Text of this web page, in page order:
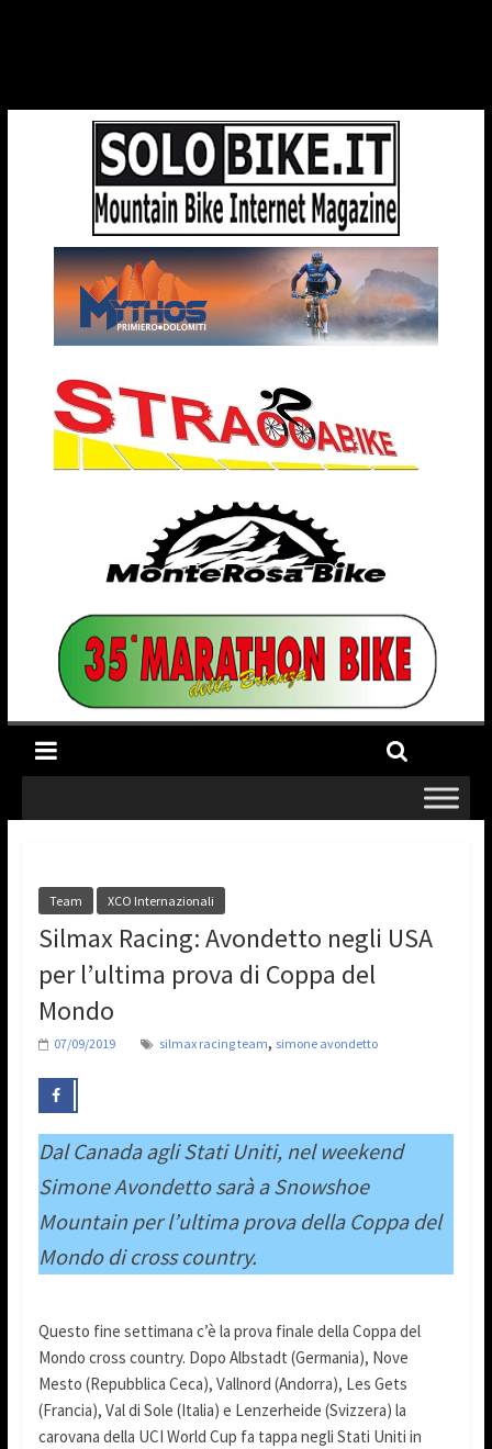
Team XCO Internazionali
Silmax Racing: Avondetto negli USA
per l’ultima prova di Coppa del
Mondo
07/09/2019 silmax racing team, simone avondetto
Dal Canada agli Stati Uniti, nel weekend
Simone Avondetto sarà a Snowshoe
Mountain per l’ultima prova della Coppa del
Mondo di cross country.
Questo fine settimana c’è la prova finale della Coppa del
Mondo cross country. Dopo Albstadt (Germania), Nove
Mesto (Repubblica Ceca), Vallnord (Andorra), Les Gets
(Francia), Val di Sole (Italia) e Lenzerheide (Svizzera) la
carovana della UCI World Cup fa tappa negli Stati Uniti in